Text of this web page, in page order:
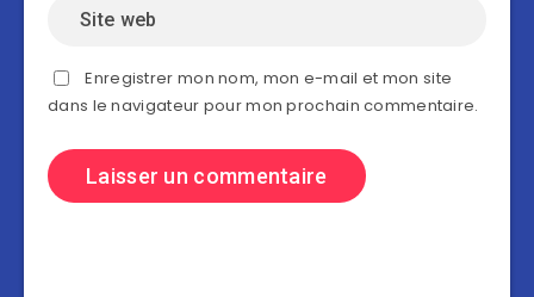
Enregistrer mon nom, mon e-mail et mon site
dans le navigateur pour mon prochain commentaire.